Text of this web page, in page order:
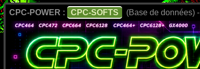
CPC-POWER : CPC-SOFTS (Base de données) -